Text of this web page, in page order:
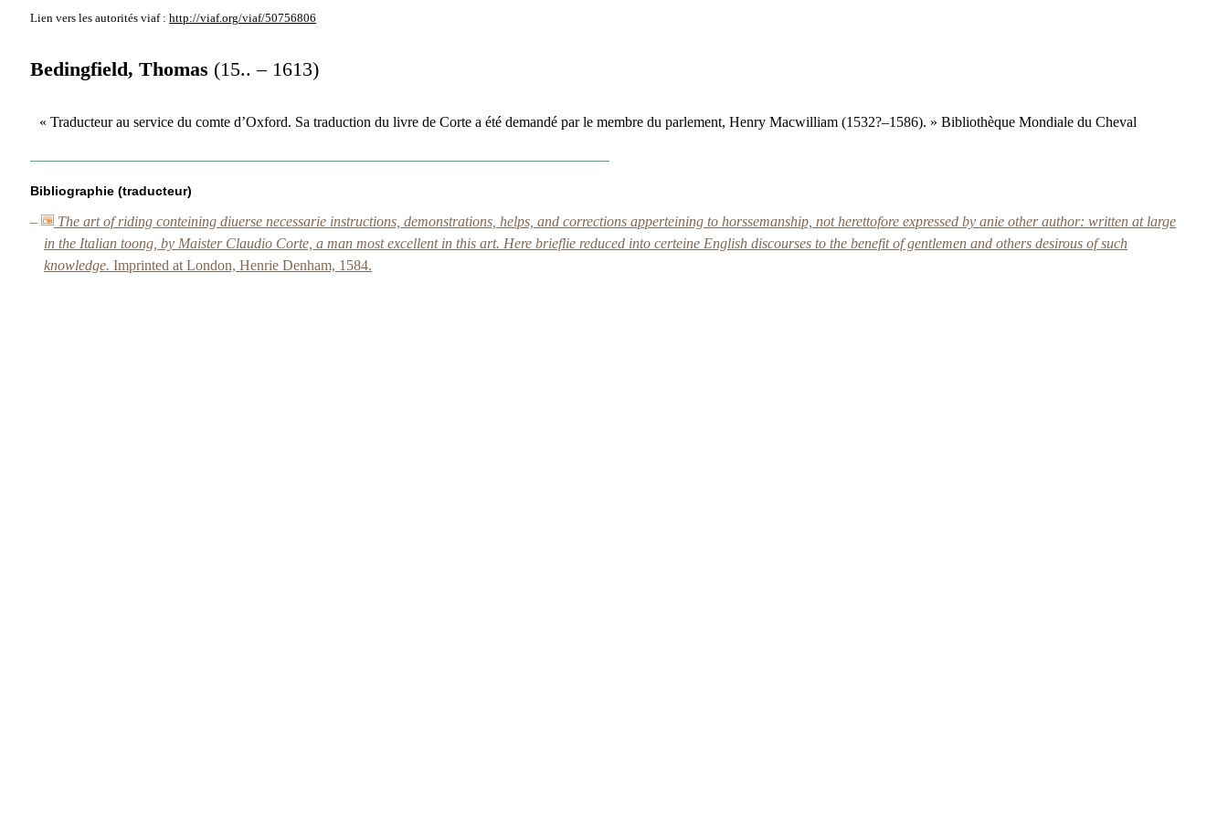
Lien vers les autorités viaf : http://viaf.org/viaf/50756806
Bedingfield, Thomas (15.. – 1613)
« Traducteur au service du comte d’Oxford. Sa traduction du livre de Corte a été demandé par le membre du parlement, Henry Macwilliam (1532?–1586). » Bibliothèque Mondiale du Cheval
Bibliographie (traducteur)
–
The art of riding conteining diuerse necessarie instructions, demonstrations, helps, and corrections apperteining to horssemanship, not herettofore expressed by anie other author: written at large
in the Italian toong, by Maister Claudio Corte, a man most excellent in this art. Here brieflie reduced into certeine English discourses to the benefit of gentlemen and others desirous of such
knowledge. Imprinted at London, Henrie Denham, 1584.